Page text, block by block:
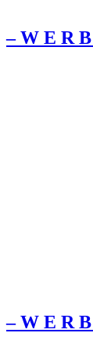
– W Ε R
– W Ε R